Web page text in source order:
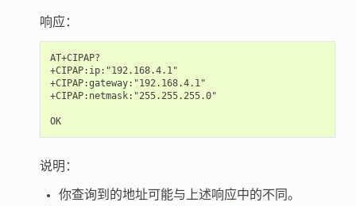
响应：
AT+CIPAP?
+CIPAP:ip:"192.168.4.1"
+CIPAP:gateway:"192.168.4.1"
+CIPAP:netmask:"255.255.255.0"
OK
说明：
你查询到的地址可能与上述响应中的不同。